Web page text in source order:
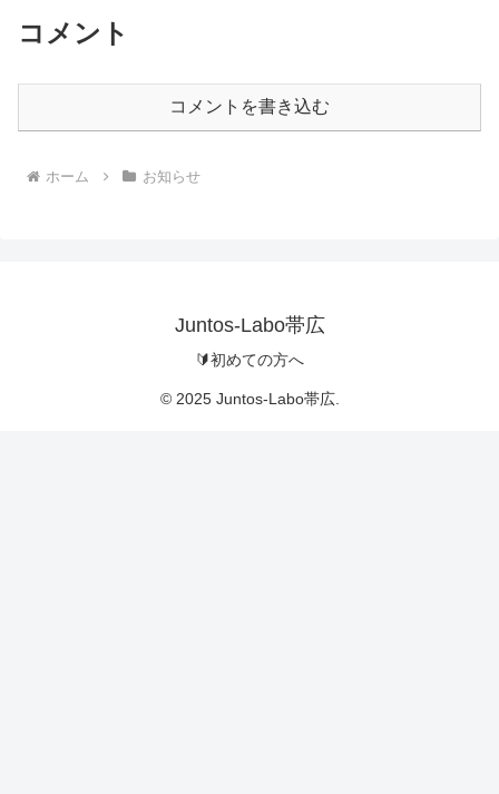
コメント
コメントを書き込む
ホーム お知らせ
Juntos-Labo帯広
🔰初めての方へ
© 2025 Juntos-Labo帯広.